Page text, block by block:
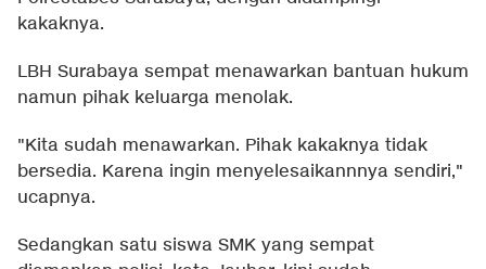
kakaknya.
LBH Surabaya sempat menawarkan bantuan hukum
namun pihak keluarga menolak.
"Kita sudah menawarkan. Pihak kakaknya tidak
bersedia. Karena ingin menyelesaikannnya sendiri,"
ucapnya.
Sedangkan satu siswa SMK yang sempat